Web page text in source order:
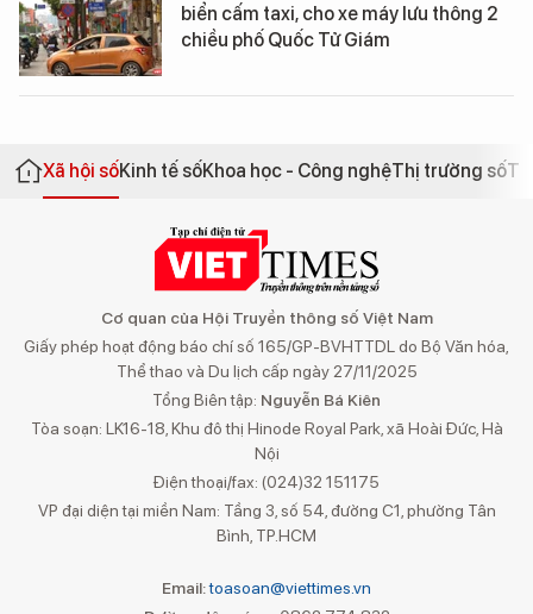
biển cấm taxi, cho xe máy lưu thông 2
chiều phố Quốc Tử Giám
Xã hội sốKinh tế sốKhoa học - Công nghệThị trường số
Cơ quan của Hội Truyền thông số Việt Nam
Giấy phép hoạt động báo chí số 165/GP-BVHTTDL do Bộ Văn hóa,
Thể thao và Du lịch cấp ngày 27/11/2025
Tổng Biên tập: Nguyễn Bá Kiên
Tòa soạn: LK16-18, Khu đô thị Hinode Royal Park, xã Hoài Đức, Hà
Nội
Điện thoại/fax: (024)32 151175
VP đại diện tại miền Nam: Tầng 3, số 54, đường C1, phường Tân
Bình, TP.HCM
Email:toasoan@viettimes.vn